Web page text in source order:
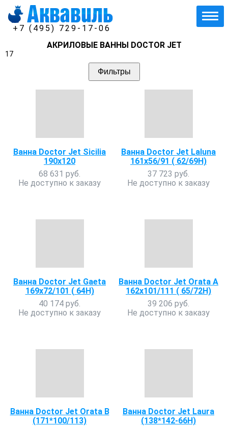
+7 (495) 729-17-06
АКРИЛОВЫЕ ВАННЫ DOCTOR JET
17
Фильтры
Ванна Doctor Jet Sicilia
190x120
68 631 руб.
Не доступно к заказу
Ванна Doctor Jet Laluna
161х56/91 ( 62/69Н)
37 723 руб.
Не доступно к заказу
Ванна Doctor Jet Gaeta
169х72/101 ( 64H)
40 174 руб.
Не доступно к заказу
Ванна Doctor Jet Orata A
162х101/111 ( 65/72H)
39 206 руб.
Не доступно к заказу
Ванна Doctor Jet Orata B
(171*100/113)
Ванна Doctor Jet Laura
(138*142-66Н)